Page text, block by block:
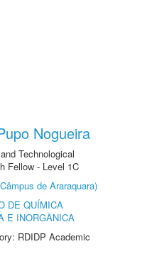
Nogueira
Technological
Fellow - Level 1C
de Araraquara)
DE QUÍMICA
E INORGÂNICA
RDIDP Academic